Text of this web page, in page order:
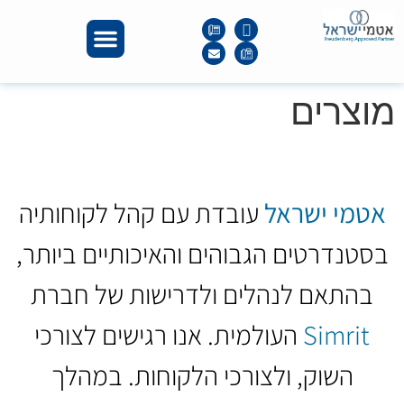
מוצרים
אטמי ישראל עובדת עם קהל לקוחותיה
בסטנדרטים הגבוהים והאיכותיים ביותר,
בהתאם לנהלים ולדרישות של חברת
Simrit העולמית. אנו רגישים לצורכי
השוק, ולצורכי הלקוחות. במהלך